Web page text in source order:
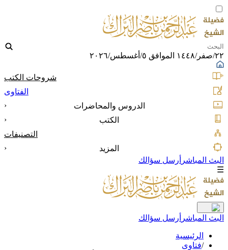
٢٢/صفر/١٤٤٨ الموافق ٥/أغسطس/٢٠٢٦
شروحات الكتب
الفتاوى
الدروس والمحاضرات
‹
الكتب
‹
التصنيفات
المزيد
‹
البث المباشر أرسل سؤالك
☰
البث المباشر أرسل سؤالك
الرئيسية
/فتاوى